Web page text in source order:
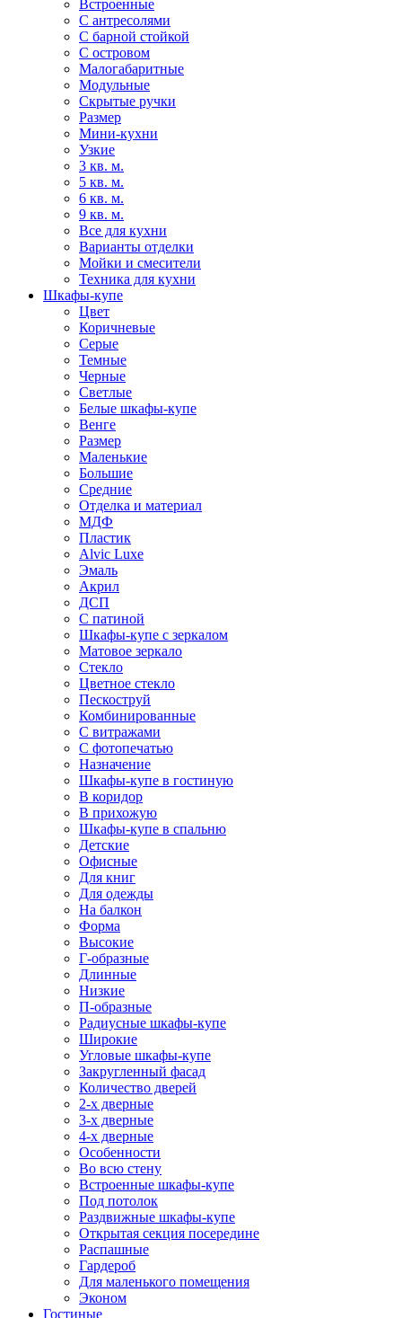
Встроенные
С антресолями
С барной стойкой
С островом
Малогабаритные
Модульные
Скрытые ручки
Размер
Мини-кухни
Узкие
3 кв. м.
5 кв. м.
6 кв. м.
9 кв. м.
Все для кухни
Варианты отделки
Мойки и смесители
Техника для кухни
Шкафы-купе
Цвет
Коричневые
Серые
Темные
Черные
Светлые
Белые шкафы-купе
Венге
Размер
Маленькие
Большие
Средние
Отделка и материал
МДФ
Пластик
Alvic Luxe
Эмаль
Акрил
ДСП
С патиной
Шкафы-купе с зеркалом
Матовое зеркало
Стекло
Цветное стекло
Пескоструй
Комбинированные
С витражами
С фотопечатью
Назначение
Шкафы-купе в гостиную
В коридор
В прихожую
Шкафы-купе в спальню
Детские
Офисные
Для книг
Для одежды
На балкон
Форма
Высокие
Г-образные
Длинные
Низкие
П-образные
Радиусные шкафы-купе
Широкие
Угловые шкафы-купе
Закругленный фасад
Количество дверей
2-х дверные
3-х дверные
4-х дверные
Особенности
Во всю стену
Встроенные шкафы-купе
Под потолок
Раздвижные шкафы-купе
Открытая секция посередине
Распашные
Гардероб
Для маленького помещения
Эконом
Гостиные